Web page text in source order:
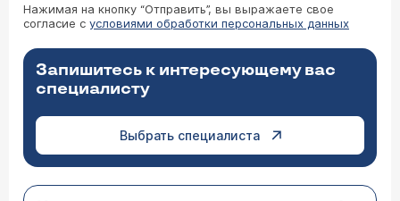
Нажимая на кнопку “Отправить”, вы выражаете свое
согласие с условиями обработки персональных данных
Запишитесь к интересующему вас
специалисту
Выбрать специалиста